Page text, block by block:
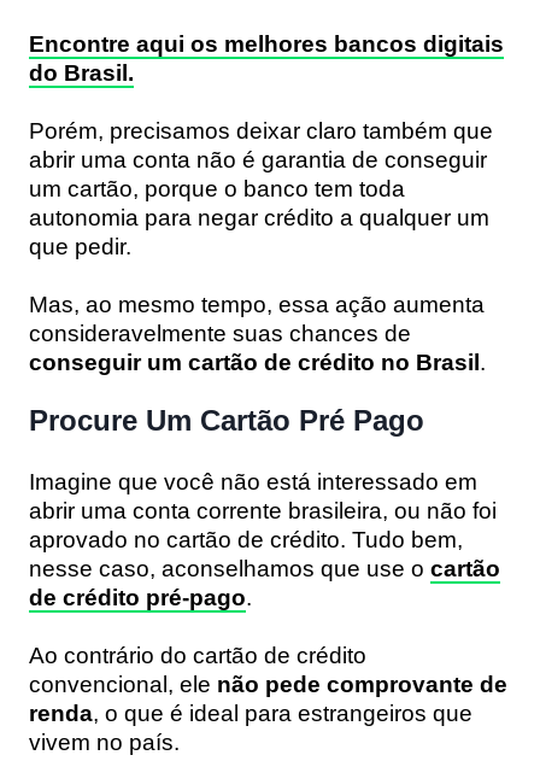
Encontre aqui os melhores bancos digitais
do Brasil.
Porém, precisamos deixar claro também que
abrir uma conta não é garantia de conseguir
um cartão, porque o banco tem toda
autonomia para negar crédito a qualquer um
que pedir.
Mas, ao mesmo tempo, essa ação aumenta
consideravelmente suas chances de
conseguir um cartão de crédito no Brasil.
Procure Um Cartão Pré Pago
Imagine que você não está interessado em
abrir uma conta corrente brasileira, ou não foi
aprovado no cartão de crédito. Tudo bem,
nesse caso, aconselhamos que use o cartão
de crédito pré-pago.
Ao contrário do cartão de crédito
convencional, ele não pede comprovante de
renda, o que é ideal para estrangeiros que
vivem no país.